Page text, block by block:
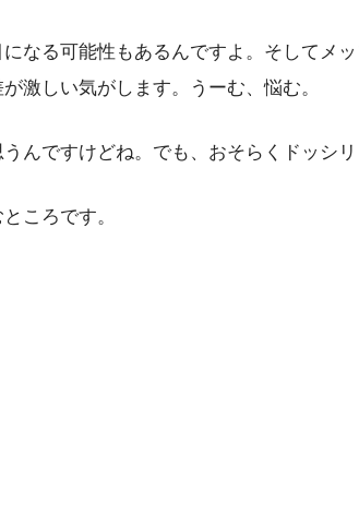
なる可能性もあるんですよ。そしてメ
激しい気がします。うーむ、悩む。
んですけどね。でも、おそらくドッシ
ころです。